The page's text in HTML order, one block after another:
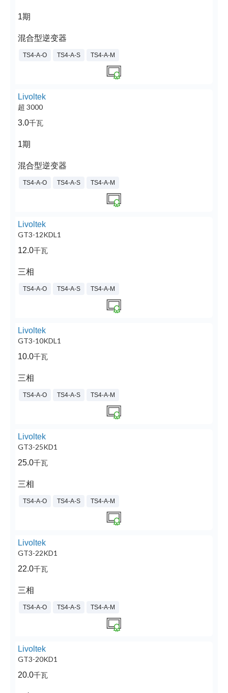
1期
混合型逆变器
TS4-A-O TS4-A-S TS4-A-M
Livoltek
超 3000
3.0千瓦
1期
混合型逆变器
TS4-A-O TS4-A-S TS4-A-M
Livoltek
GT3-12KDL1
12.0千瓦
三相
TS4-A-O TS4-A-S TS4-A-M
Livoltek
GT3-10KDL1
10.0千瓦
三相
TS4-A-O TS4-A-S TS4-A-M
Livoltek
GT3-25KD1
25.0千瓦
三相
TS4-A-O TS4-A-S TS4-A-M
Livoltek
GT3-22KD1
22.0千瓦
三相
TS4-A-O TS4-A-S TS4-A-M
Livoltek
GT3-20KD1
20.0千瓦